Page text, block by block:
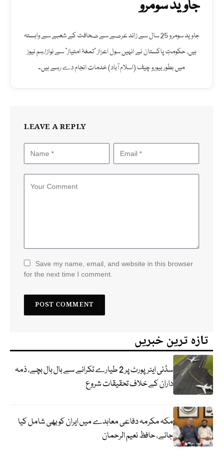
جاوید سومرو
جاوید سومرو 25 سال سے زائد عرصے سے صحافت کے شعبے سے وابستہ
ہیں، حکومتِ پاکستان نے انہیں سول اعزاز "تمغۂ امتیاز" سے نوازا،ہم نیوز
میں بطور بیورو چیف (اسلام آباد) خدمات انجام دے رہے ہیں۔
LEAVE A REPLY
Save my name, email, and website in this browser
for the next time I comment.
تازہ ترین خبریں
سڈنی ایئرپورٹ پر 2 طیارے ٹکرانے سے بال بال بچے، ذمہ
داران کے خلاف تحقیقات شروع
مکہ مکرمہ دفاعی معاہدے میں ایران کو بھی شامل کیا
جائے، حافظ نعیم الرحمان